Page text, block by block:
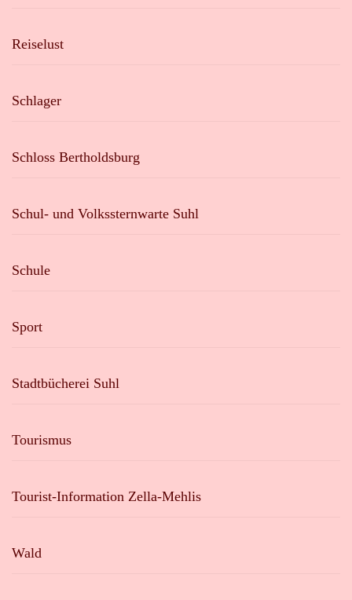
Reiselust
Schlager
Schloss Bertholdsburg
Schul- und Volkssternwarte Suhl
Schule
Sport
Stadtbücherei Suhl
Tourismus
Tourist-Information Zella-Mehlis
Wald